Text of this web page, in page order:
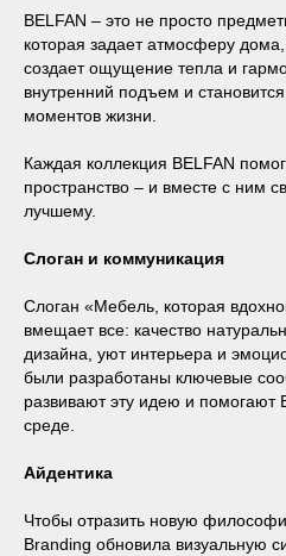
BELFAN – это не просто
которая задает атмосферу
создает ощущение тепла и
внутренний подъем и
моментов жизни.
Каждая коллекция BELFAN
пространство – и вместе с ним
лучшему.
Слоган и коммуникация
Слоган «Мебель, которая
вмещает все: качество
дизайна, уют интерьера и
были разработаны ключевые
развивают эту идею и помогают
среде.
Айдентика
Чтобы отразить новую
Branding обновила визуальную